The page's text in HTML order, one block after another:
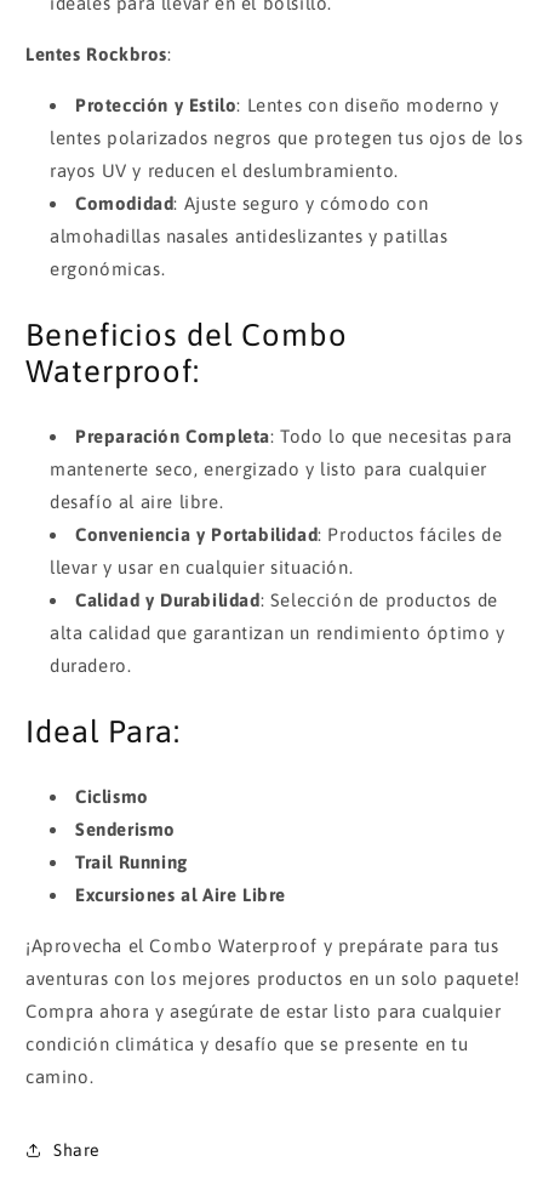
Lentes Rockbros:
Protección y Estilo: Lentes con diseño moderno y
lentes polarizados negros que protegen tus ojos de los
rayos UV y reducen el deslumbramiento.
Comodidad: Ajuste seguro y cómodo con
almohadillas nasales antideslizantes y patillas
ergonómicas.
Beneficios del Combo
Waterproof:
Preparación Completa: Todo lo que necesitas para
mantenerte seco, energizado y listo para cualquier
desafío al aire libre.
Conveniencia y Portabilidad: Productos fáciles de
llevar y usar en cualquier situación.
Calidad y Durabilidad: Selección de productos de
alta calidad que garantizan un rendimiento óptimo y
duradero.
Ideal Para:
Ciclismo
Senderismo
Trail Running
Excursiones al Aire Libre
¡Aprovecha el Combo Waterproof y prepárate para tus
aventuras con los mejores productos en un solo paquete!
Compra ahora y asegúrate de estar listo para cualquier
condición climática y desafío que se presente en tu
camino.
Share